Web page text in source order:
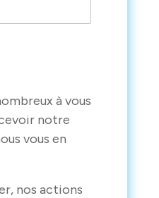
à vous
notre
vous en
nos actions